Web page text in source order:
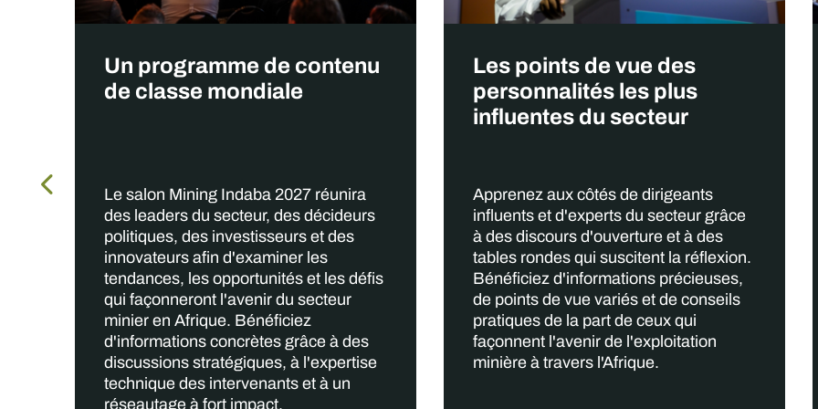
Un programme de contenu
de classe mondiale
Le salon Mining Indaba 2027 réunira
des leaders du secteur, des décideurs
politiques, des investisseurs et des
innovateurs afin d'examiner les
tendances, les opportunités et les défis
qui façonneront l'avenir du secteur
minier en Afrique. Bénéficiez
d'informations concrètes grâce à des
discussions stratégiques, à l'expertise
technique des intervenants et à un
Les points de vue des
personnalités les plus
influentes du secteur
Apprenez aux côtés de dirigeants
influents et d'experts du secteur grâce
à des discours d'ouverture et à des
tables rondes qui suscitent la réflexion.
Bénéficiez d'informations précieuses,
de points de vue variés et de conseils
pratiques de la part de ceux qui
façonnent l'avenir de l'exploitation
minière à travers l'Afrique.